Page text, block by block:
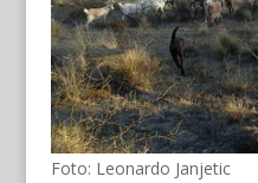
Foto: Leonardo Janjetic